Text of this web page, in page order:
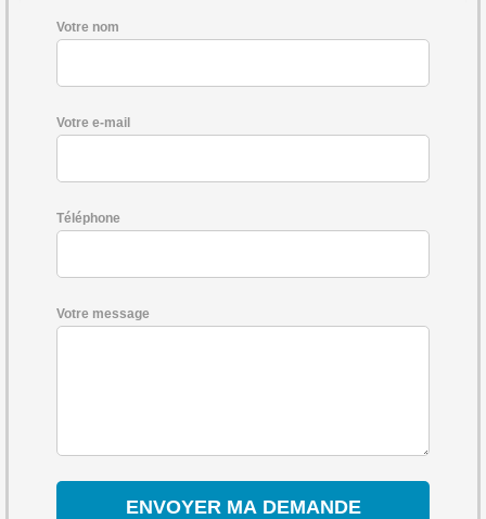
Votre nom
Votre e-mail
Téléphone
Votre message